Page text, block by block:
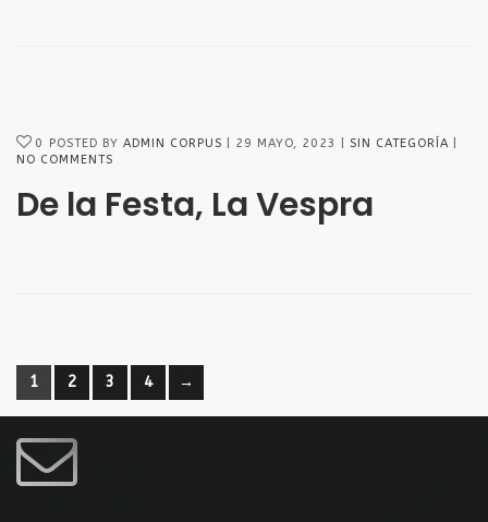
0 POSTED BY ADMIN CORPUS 29 MAYO, 2023
SIN CATEGORÍA
NO COMMENTS
De la Festa, La Vespra
1 2 3 4 →
ESCRÍBENOS UN MAIL